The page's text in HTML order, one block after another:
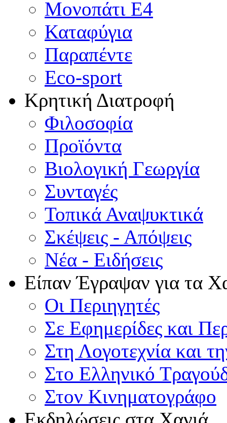
Μονοπάτι Ε4
Καταφύγια
Παραπέντε
Eco-sport
Κρητική Διατροφή
Φιλοσοφία
Προϊόντα
Βιολογική Γεωργία
Συνταγές
Τοπικά Αναψυκτικά
Σκέψεις - Απόψεις
Νέα - Ειδήσεις
Είπαν Έγραψαν για τα
Οι Περιηγητές
Σε Εφημερίδες και
Στη Λογοτεχνία και
Στο Ελληνικό
Στον Κινηματογράφο